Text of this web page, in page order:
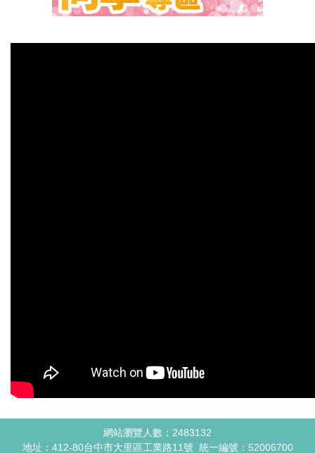
網站瀏覽人數： 2483132
地址：412-80台中市大里區工業路11號 統一編號：52006700